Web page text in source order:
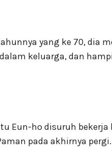
yang ke 70, dia
keluarga, dan
Eun-ho disuruh
pada akhirnya pergi.